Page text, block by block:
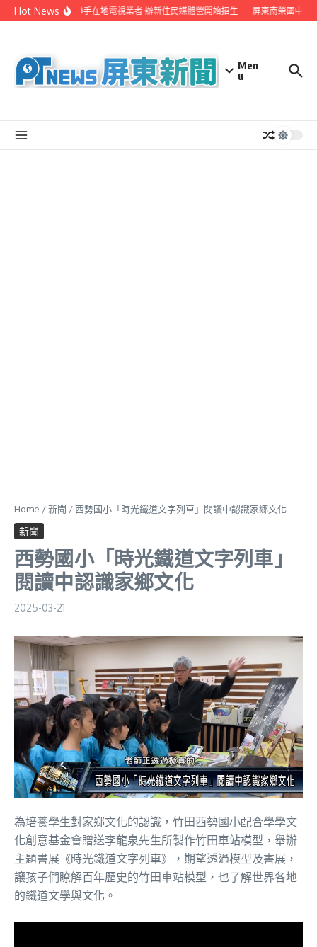
Skip to content
Hot News屏縣府聯手在地電視業者 辦新住民媒體營開始招生 屏東南榮國中赴
Men
u
Home /新聞 /西勢國小「時光鐵道文字列車」閱讀中認識家鄉文化
新聞
西勢國小「時光鐵道文字列車」
閱讀中認識家鄉文化
2025-03-21
為培養學生對家鄉文化的認識，竹田西勢國小配合學學文
化創意基金會贈送李龍泉先生所製作竹田車站模型，舉辦
主題書展《時光鐵道文字列車》，期望透過模型及書展，
讓孩子們瞭解百年歷史的竹田車站模型，也了解世界各地
的鐵道文學與文化。